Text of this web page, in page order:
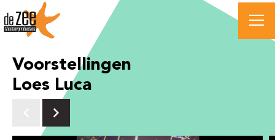
Voorstellingen
Loes Luca